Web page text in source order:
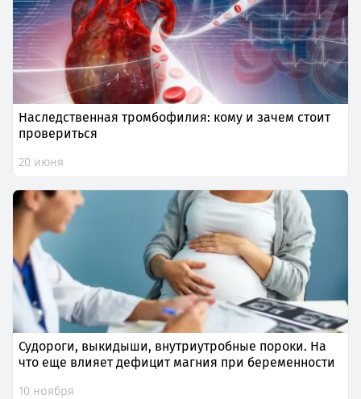
Наследственная тромбофилия: кому и зачем стоит
провериться
20 июня
Судороги, выкидыши, внутриутробные пороки. На
что еще влияет дефицит магния при беременности
10 ноября